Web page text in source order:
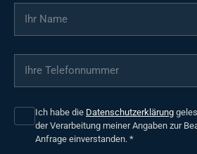
Ihr Name
Ihre Telefonnummer
Ich habe die Datenschutzerklärung
der Verarbeitung meiner Angaben zur
Anfrage einverstanden. *